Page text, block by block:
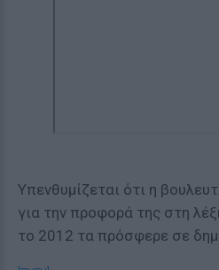
Υπενθυμίζεται ότι η
για την προφορά της στη
το 2012 τα πρόσφερε σε